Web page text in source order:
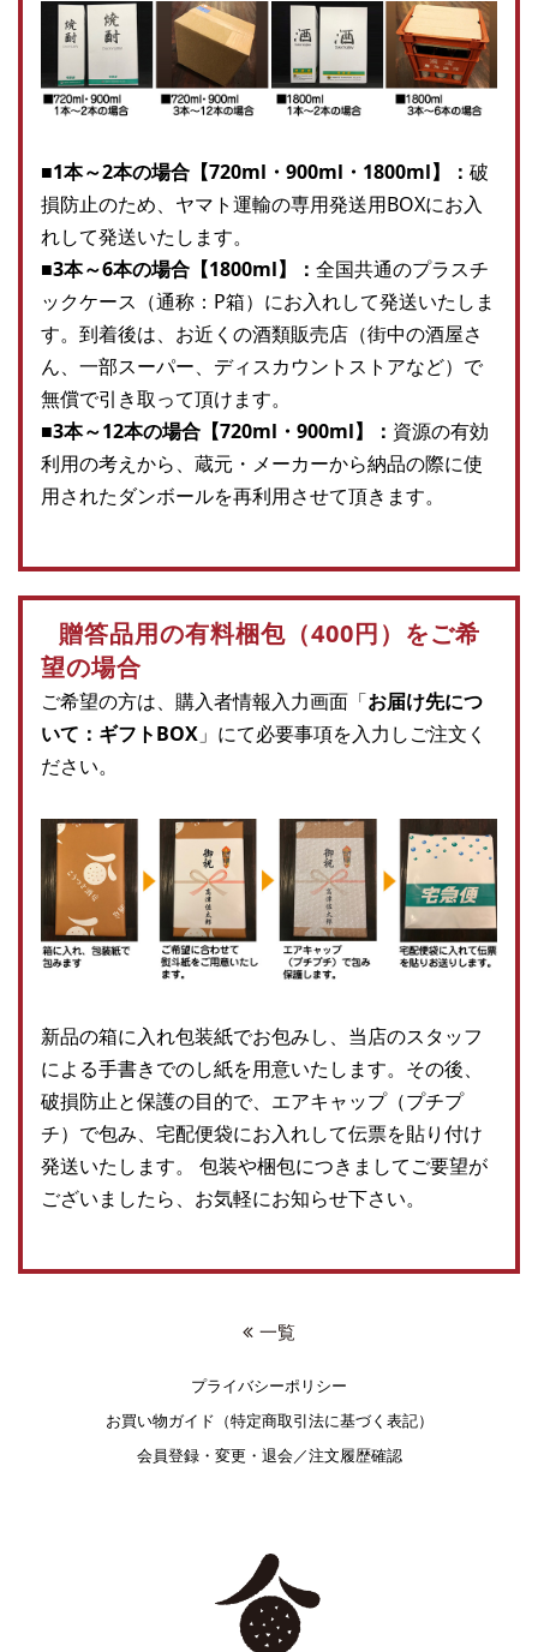
■1本～2本の場合【720ml・900ml・1800ml】： 破
損防止のため、ヤマト運輸の専用発送用BOXにお入
れして発送いたします。
■3本～6本の場合【1800ml】： 全国共通のプラスチ
ックケース（通称：P箱）にお入れして発送いたしま
す。到着後は、お近くの酒類販売店（街中の酒屋さ
ん、一部スーパー、ディスカウントストアなど）で
無償で引き取って頂けます。
■3本～12本の場合【720ml・900ml】： 資源の有効
利用の考えから、蔵元・メーカーから納品の際に使
用されたダンボールを再利用させて頂きます。
贈答品用の有料梱包（400円）をご希
望の場合
ご希望の方は、購入者情報入力画面「お届け先につ
いて：ギフトBOX 」にて必要事項を入力しご注文く
ださい。
新品の箱に入れ包装紙でお包みし、当店のスタッフ
による手書きでのし紙を用意いたします。その後、
破損防止と保護の目的で、エアキャップ（プチプ
チ）で包み、宅配便袋にお入れして伝票を貼り付け
発送いたします。 包装や梱包につきましてご要望が
ございましたら、お気軽にお知らせ下さい。
一覧
プライバシーポリシー
お買い物ガイド（特定商取引法に基づく表記）
会員登録・変更・退会／注文履歴確認